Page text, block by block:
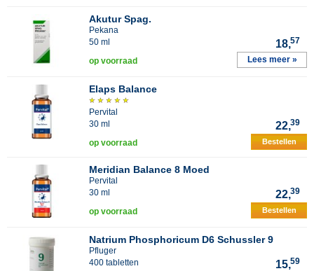
Akutur Spag.
Pekana
50 ml
18,57
op voorraad Lees meer »
Elaps Balance
Pervital
30 ml
22,39
op voorraad Bestellen
Meridian Balance 8 Moed
Pervital
30 ml
22,39
op voorraad Bestellen
Natrium Phosphoricum D6 Schussler 9
Pfluger
400 tabletten
15,59